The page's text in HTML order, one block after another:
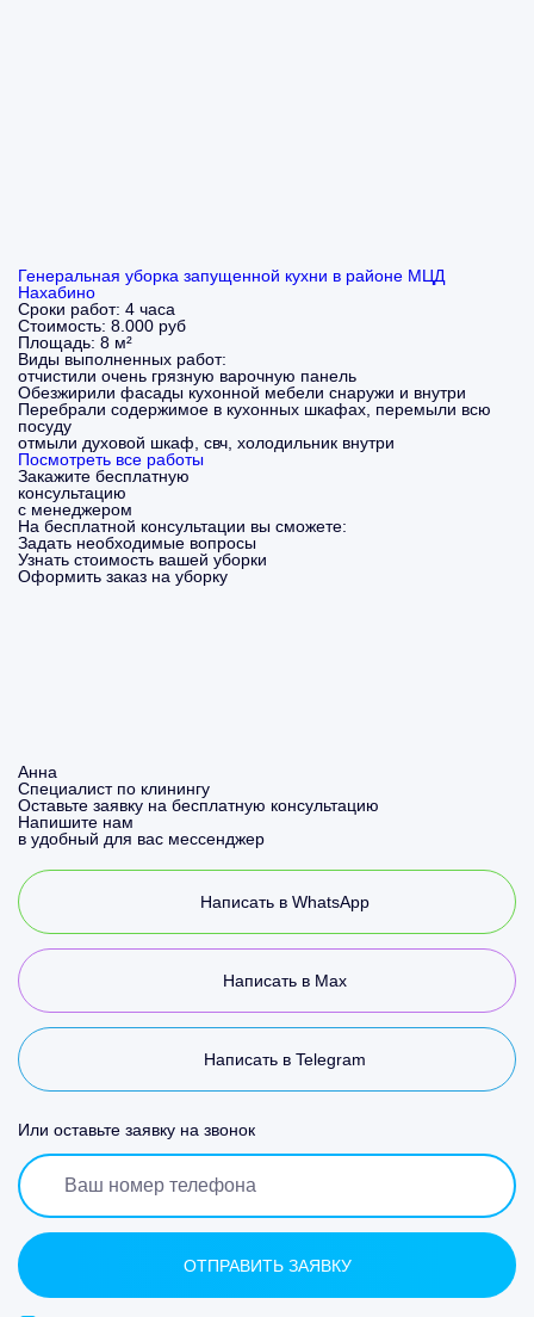
Генеральная уборка запущенной кухни в районе МЦД
Нахабино
Сроки работ: 4 часа
Стоимость: 8.000 руб
Площадь: 8 м²
Виды выполненных работ:
отчистили очень грязную варочную панель
Обезжирили фасады кухонной мебели снаружи и внутри
Перебрали содержимое в кухонных шкафах, перемыли всю
посуду
отмыли духовой шкаф, свч, холодильник внутри
Посмотреть все работы
Закажите бесплатную
консультацию
с менеджером
На бесплатной консультации вы сможете:
Задать необходимые вопросы
Узнать стоимость вашей уборки
Оформить заказ на уборку
Анна
Специалист по клинингу
Оставьте заявку на бесплатную консультацию
Напишите нам
в удобный для вас мессенджер
Написать в WhatsApp
Написать в Max
Написать в Telegram
Или оставьте заявку на звонок